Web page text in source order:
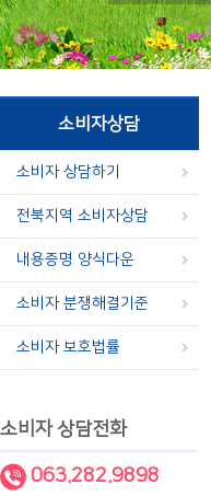
소비자상담
소비자 상담하기
전북지역 소비자상담
내용증명 양식다운
소비자 분쟁해결기준
소비자 보호법률
소비자 상담전화
063.282.9898